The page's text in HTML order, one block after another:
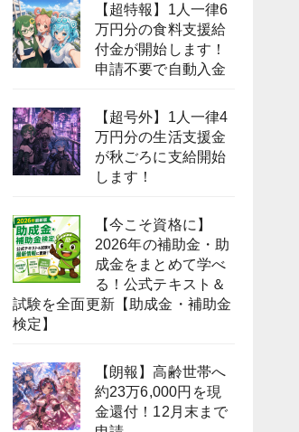
【超特報】1人一律6
万円分の食料支援給
付金が開始します！
申請不要で自動入金
【超号外】1人一律4
万円分の生活支援金
が秋ごろに支給開始
します！
【今こそ資格に】
2026年の補助金・助
成金をまとめて学べ
る！公式テキスト＆
試験を全面更新【助成金・補助金
検定】
【朗報】高齢世帯へ
約23万6,000円を現
金還付！12月末まで